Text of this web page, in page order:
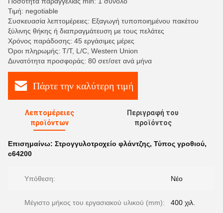
Τιμή: negotiable
Συσκευασία λεπτομέρειες: Εξαγωγή τυποποιημένου πακέτου
ξύλινης θήκης ή διαπραγμάτευση με τους πελάτες
Χρόνος παράδοσης: 45 εργάσιμες μέρες
Όροι πληρωμής: T/T, L/C, Western Union
Δυνατότητα προσφοράς: 80 σετ/σετ ανά μήνα
Πάρτε την καλύτερη τιμή
Λεπτομέρειες
προϊόντων
Περιγραφή του
προϊόντος
Επισημαίνω: Στρογγυλοτροχείο φλάντζης, Τύπος γροθιού,
c64200
Υπόθεση: Νέο
Μέγιστο μήκος του εργασιακού υλικού (mm): 400 χιλ.